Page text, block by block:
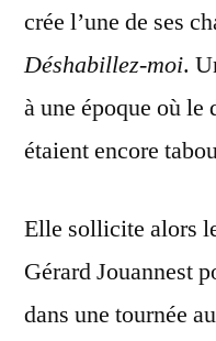
crée l’une de ses
Déshabillez-moi.
à une époque où
étaient encore
Elle sollicite alors
Gérard Jouannest
dans une tournée